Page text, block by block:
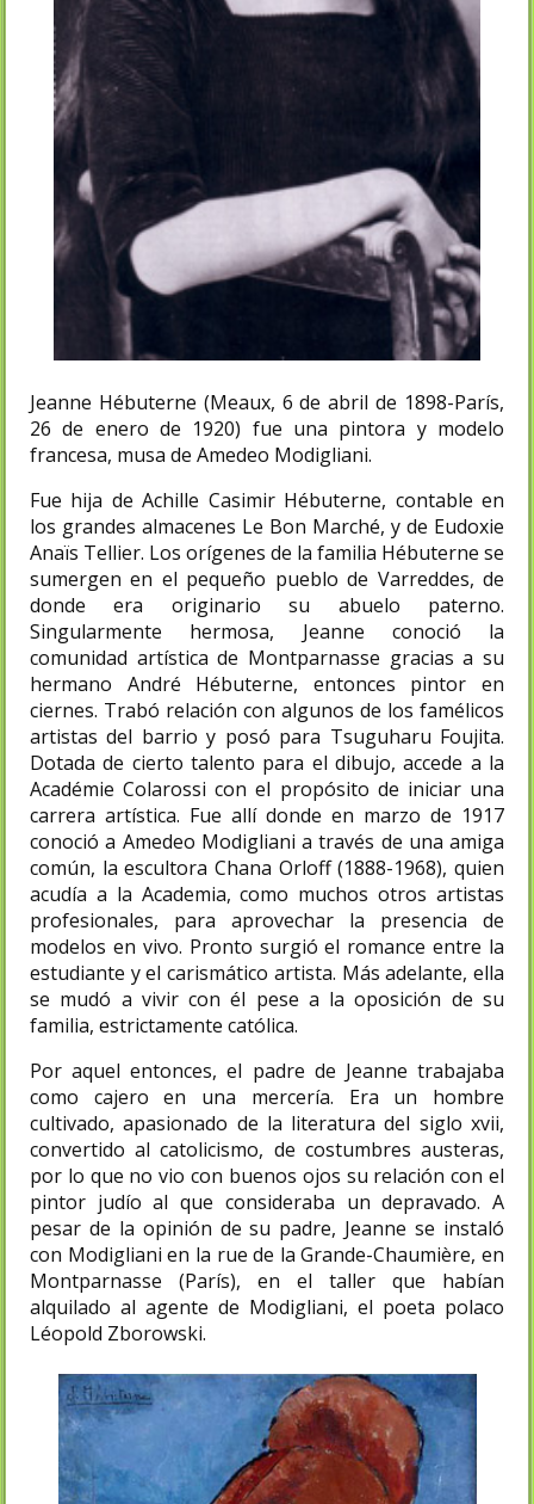
Jeanne Hébuterne (Meaux, 6 de abril de 1898-París,
26 de enero de 1920) fue una pintora y modelo
francesa, musa de Amedeo Modigliani.
Fue hija de Achille Casimir Hébuterne, contable en
los grandes almacenes Le Bon Marché,​ y de Eudoxie
Anaïs Tellier. Los orígenes de la familia Hébuterne se
sumergen en el pequeño pueblo de Varreddes, de
donde era originario su abuelo paterno.
Singularmente hermosa, Jeanne conoció la
comunidad artística de Montparnasse gracias a su
hermano André Hébuterne, entonces pintor en
ciernes. Trabó relación con algunos de los famélicos
artistas del barrio y posó para Tsuguharu Foujita.​
Dotada de cierto talento para el dibujo, accede a la
Académie Colarossi con el propósito de iniciar una
carrera artística. Fue allí donde en marzo de 1917
conoció a Amedeo Modigliani a través de una amiga
común, la escultora Chana Orloff (1888-1968), quien
acudía a la Academia, como muchos otros artistas
profesionales, para aprovechar la presencia de
modelos en vivo. Pronto surgió el romance entre la
estudiante y el carismático artista. Más adelante, ella
se mudó a vivir con él pese a la oposición de su
familia, estrictamente católica.
Por aquel entonces, el padre de Jeanne trabajaba
como cajero en una mercería. Era un hombre
cultivado, apasionado de la literatura del siglo xvii,
convertido al catolicismo, de costumbres austeras,
por lo que no vio con buenos ojos su relación con el
pintor judío al que consideraba un depravado. A
pesar de la opinión de su padre, Jeanne se instaló
con Modigliani en la rue de la Grande-Chaumière, en
Montparnasse (París), en el taller que habían
alquilado al agente de Modigliani, el poeta polaco
Léopold Zborowski.